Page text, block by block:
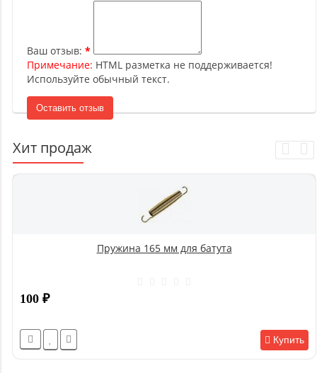
Ваш отзыв:
Примечание: HTML разметка не поддерживается!
Используйте обычный текст.
Оставить отзыв
Хит продаж
Пружина 165 мм для батута
100 ₽
Купить